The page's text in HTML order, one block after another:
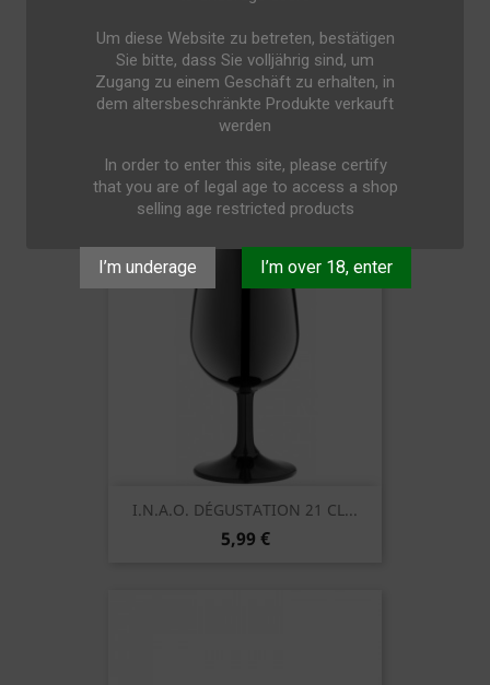
Um diese Website zu betreten, bestätigen
Sie bitte, dass Sie volljährig sind, um
Zugang zu einem Geschäft zu erhalten, in
dem altersbeschränkte Produkte verkauft
werden
In order to enter this site, please certify
that you are of legal age to access a shop
selling age restricted products
I’m underage I’m over 18, enter
Original I.N.A.O....
3,50 €
I.N.A.O. DÉGUSTATION 21 CL...
5,99 €